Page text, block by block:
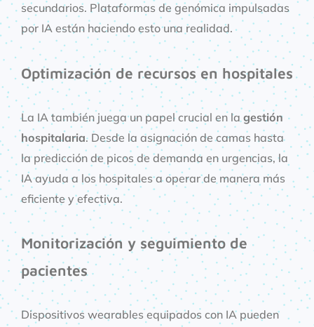
secundarios. Plataformas de genómica impulsadas
por IA están haciendo esto una realidad.
Optimización de recursos en hospitales
La IA también juega un papel crucial en la gestión
hospitalaria. Desde la asignación de camas hasta
la predicción de picos de demanda en urgencias, la
IA ayuda a los hospitales a operar de manera más
eficiente y efectiva.
Monitorización y seguimiento de
pacientes
Dispositivos wearables equipados con IA pueden